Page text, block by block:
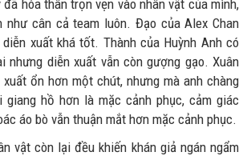
đã hóa thân trọn vẹn vào nhân vật của mình,
như cân cả team luôn. Đạo của Alex Chan
xuất khá tốt. Thành của Huỳnh Anh có
nhưng diễn xuất vẫn còn gượng gạo. Xuân
xuất ổn hơn một chút, nhưng mà anh chàng
giang hồ hơn là mặc cảnh phục, cảm giác
áo bò vẫn thuận mắt hơn mặc cảnh phục.
vật còn lại đều khiến khán giả ngán ngẩm